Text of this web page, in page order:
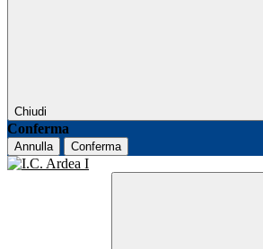
Chiudi
Conferma
Annulla Conferma